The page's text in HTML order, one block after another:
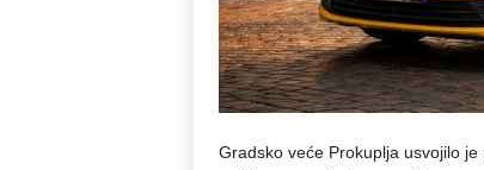
Gradsko veće Prokuplja usvojilo